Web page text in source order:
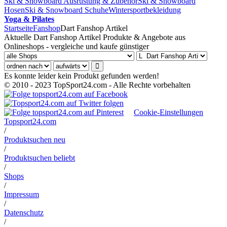
HosenSki & Snowboard SchuheWintersportbekleidung
Yoga & Pilates
StartseiteFanshopDart Fanshop Artikel
Aktuelle Dart Fanshop Artikel Produkte & Angebote aus
Onlineshops - vergleiche und kaufe günstiger
Es konnte leider kein Produkt gefunden werden!
© 2010 - 2023 TopSport24.com - Alle Rechte vorbehalten
Cookie-Einstellungen
Topsport24.com
/
Produktsuchen neu
/
Produktsuchen beliebt
/
Shops
/
Impressum
/
Datenschutz
/